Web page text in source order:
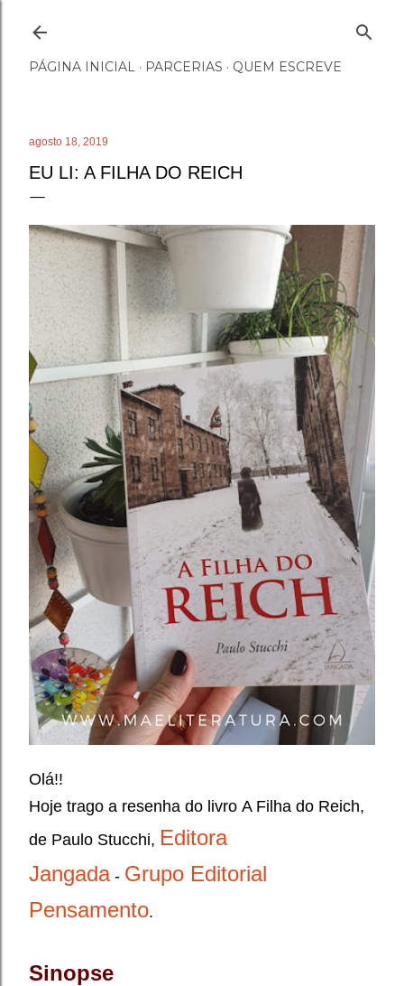
PÁGINA INICIAL PARCERIAS QUEM ESCREVE
agosto 18, 2019
EU LI: A FILHA DO REICH
Olá!!
Hoje trago a resenha do livro A Filha do Reich,
de Paulo Stucchi, Editora
Jangada - Grupo Editorial
Pensamento.
Sinopse